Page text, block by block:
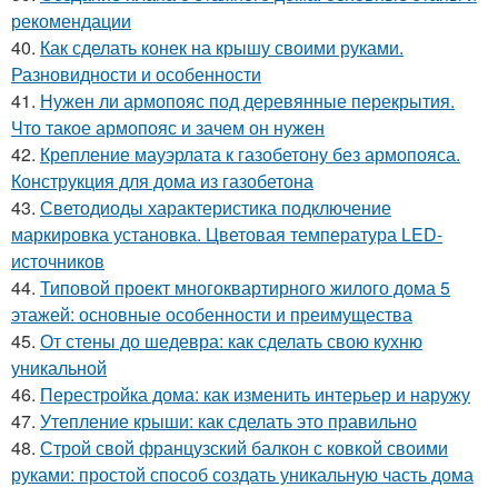
рекомендации
40. Как сделать конек на крышу своими руками.
Разновидности и особенности
41. Нужен ли армопояс под деревянные перекрытия.
Что такое армопояс и зачем он нужен
42. Крепление мауэрлата к газобетону без армопояса.
Конструкция для дома из газобетона
43. Светодиоды характеристика подключение
маркировка установка. Цветовая температура LED-
источников
44. Типовой проект многоквартирного жилого дома 5
этажей: основные особенности и преимущества
45. От стены до шедевра: как сделать свою кухню
уникальной
46. Перестройка дома: как изменить интерьер и наружу
47. Утепление крыши: как сделать это правильно
48. Строй свой французский балкон с ковкой своими
руками: простой способ создать уникальную часть дома